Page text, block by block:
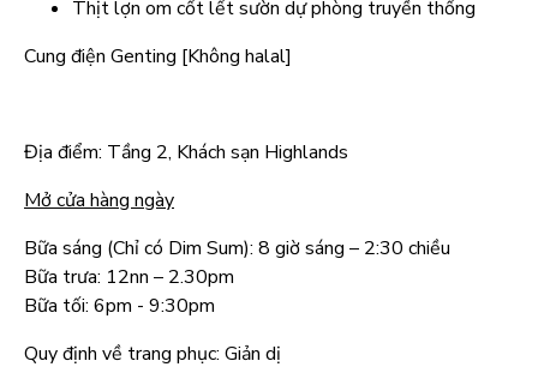
Thịt lợn om cốt lết sườn dự phòng truyền thống
Cung điện Genting [Không halal]
Địa điểm: Tầng 2, Khách sạn Highlands
Mở cửa hàng ngày
Bữa sáng (Chỉ có Dim Sum): 8 giờ sáng – 2:30 chiều
Bữa trưa: 12nn – 2.30pm
Bữa tối: 6pm - 9:30pm
Quy định về trang phục: Giản dị